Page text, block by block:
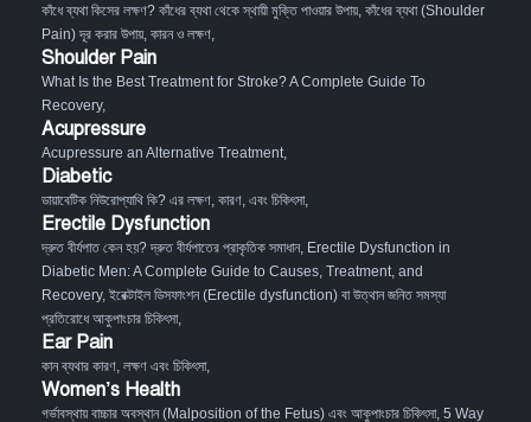
কাঁধে ব্যথা কিসের লক্ষণ? কাঁধের ব্যথা থেকে স্থায়ী মুক্তি পাওয়ার উপায় কাঁধের ব্যথা (Shoulder
Pain) দূর করার উপায়, কারন ও লক্ষণ
Shoulder Pain
What Is the Best Treatment for Stroke? A Complete Guide To
Recovery,
Acupressure
Acupressure an Alternative Treatment
Diabetic
ডায়াবেটিক নিউরোপ্যাথি কি? এর লক্ষণ, কারণ, এবং চিকিৎসা,
Erectile Dysfunction
দ্রুত বীর্যপাত কেন হয়? দ্রুত বীর্যপাতের প্রাকৃতিক সমাধান, Erectile Dysfunction in
Diabetic Men: A Complete Guide to Causes, Treatment, and
Recovery, ইরেক্টাইল ডিসফাংশন (Erectile dysfunction) বা উত্থান জনিত সমস্যা
প্রতিরোধে আকুপাংচার চিকিৎসা,
Ear Pain
কান ব্যথার কারণ, লক্ষণ এবং চিকিৎসা,
Women’s Health
গর্ভাবস্থায় বাচ্চার অবস্থান (Malposition of the Fetus) এবং আকুপাংচার চিকিৎসা, 5 Way